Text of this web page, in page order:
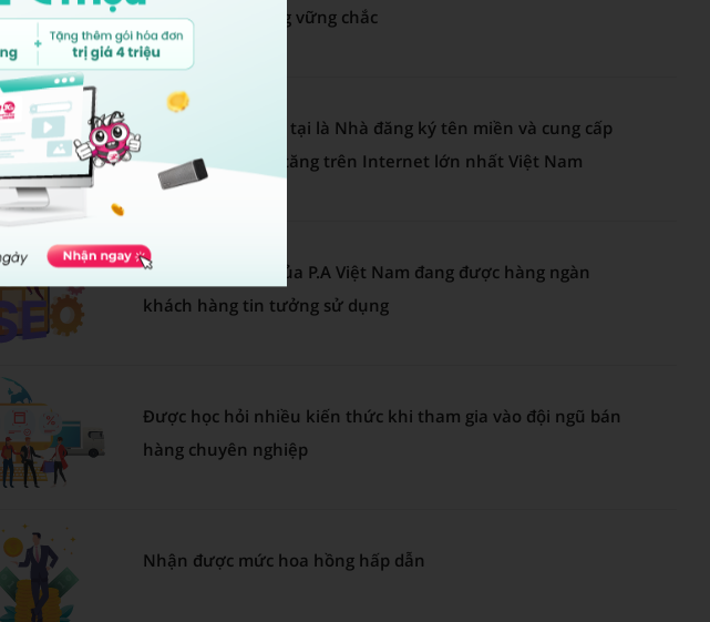
đem đến nền tảng vững chắc
P.A Việt Nam hiện tại là Nhà đăng ký tên miền và cung cấp
dịch vụ giá trị gia tăng trên Internet lớn nhất Việt Nam
Dịch vụ Web30s của P.A Việt Nam đang được hàng ngàn
khách hàng tin tưởng sử dụng
Được học hỏi nhiều kiến thức khi tham gia vào đội ngũ bán
hàng chuyên nghiệp
Nhận được mức hoa hồng hấp dẫn